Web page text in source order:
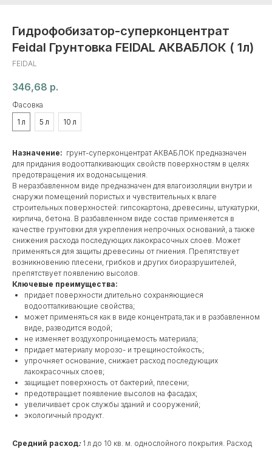
Гидрофобизатор-суперконцентрат
Feidal Грунтовка FEIDAL АКВАБЛОК ( 1л)
FEIDAL
346,68 р.
Фасовка
1 л
5 л 10 л
Назначение: грунт-суперконцентрат АКВАБЛОК предназначен
для придания водоотталкивающих свойств поверхностям в целях
предотвращения их водонасыщения.
В неразбавленном виде предназначен для влагоизоляции внутри и
снаружи помещений пористых и чувствительных к влаге
строительных поверхностей: гипсокартона, древесины, штукатурки,
кирпича, бетона. В разбавленном виде состав применяется в
качестве грунтовки для укрепления непрочных оснований, а также
снижения расхода последующих лакокрасочных слоев. Может
применяться для защиты древесины от гниения. Препятствует
возникновению плесени, грибков и других биоразрушителей,
препятствует появлению высолов.
Ключевые преимущества:
придает поверхности длительно сохраняющиеся
водоотталкивающие свойства;
может применяться как в виде концентрата,так и в разбавленном
виде, разводится водой;
не изменяет воздухопроницаемость материала;
придает материалу морозо- и трещиностойкость;
упрочняет основание, снижает расход последующих
лакокрасочных слоев;
защищает поверхность от бактерий, плесени;
предотвращает появление высолов на фасадах;
увеличивает срок службы зданий и сооружений;
экологичный продукт.
Средний расход:1 л до 10 кв. м. однослойного покрытия. Расход